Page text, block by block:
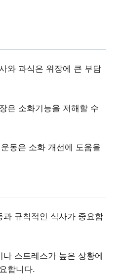
와 과식은 위장에 큰 부담
은 소화기능을 저해할 수
동은 소화 개선에 도움을
과 규칙적인 식사가 중요합
스트레스가 높은 상황에
합니다.